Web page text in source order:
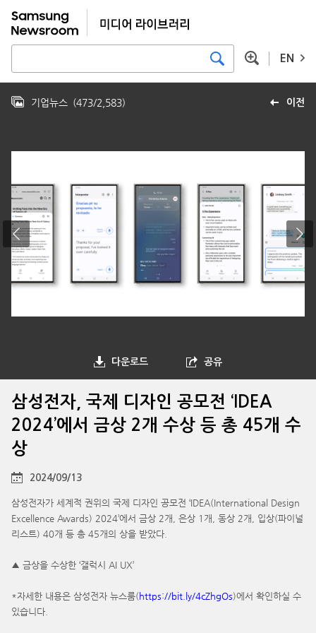
EN
이전
기업뉴스 (473/2,583)
다운로드 공유
삼성전자, 국제 디자인 공모전 ‘IDEA
2024’에서 금상 2개 수상 등 총 45개 수
상
2024/09/13
삼성전자가 세계적 권위의 국제 디자인 공모전 ‘IDEA(International Design
Excellence Awards) 2024’에서 금상 2개, 은상 1개, 동상 2개, 입상(파이널
리스트) 40개 등 총 45개의 상을 받았다.
▲ 금상을 수상한 ‘갤럭시 AI UX’
*자세한 내용은 삼성전자 뉴스룸(https://bit.ly/4cZhgOs)에서 확인하실 수
있습니다.